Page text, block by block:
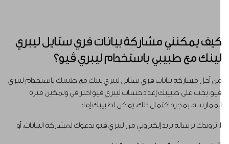
يمكنني مشاركة بيانات فري ستايل ليبري
مع طبيبي باستخدام ليبري ڤيو؟
أجل مشاركة بيانات فري ستايل ليبري لينك مع طبيبك باستخدام ليبري
يجب على طبيبك إعداد حساب ليبري ڤيو احترافي وتمكين ميزة
بمجرد اكتمال ذلك، يمكن لطبيبك إما: